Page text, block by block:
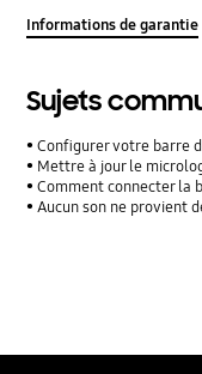
Informations de garantie
Sujets
Configurer votre barre
Mettre à jour le
Comment connecter la
Aucun son ne provient